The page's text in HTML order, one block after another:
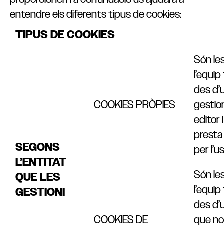
entendre els diferents tipus de cookies:
TIPUS DE COOKIES
SEGONS
L’ENTITAT
QUE LES
GESTIONI
COOKIES PRÒPIES
Són
des
editor
presta
per
COOKIES DE
Són
des
que